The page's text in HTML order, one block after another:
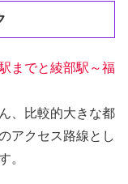
までと綾部駅～福
、比較的大きな都
アクセス路線とし
。